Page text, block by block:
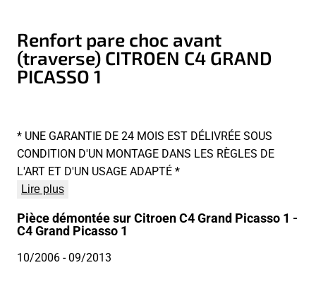
Renfort pare choc avant
(traverse) CITROEN C4 GRAND
PICASSO 1
* UNE GARANTIE DE 24 MOIS EST DÉLIVRÉE SOUS
CONDITION D'UN MONTAGE DANS LES RÈGLES DE
L'ART ET D'UN USAGE ADAPTÉ *
Lire plus
Pièce démontée sur Citroen C4 Grand Picasso 1 -
C4 Grand Picasso 1
10/2006- 09/2013